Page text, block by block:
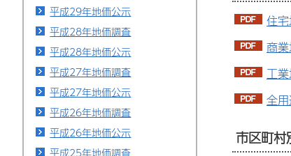
平成29年地価公示
平成28年地価調査
平成28年地価公示
平成27年地価調査
平成27年地価公示
平成26年地価調査
平成26年地価公示
平成25年地価調査
住
商
工
全
市区町村